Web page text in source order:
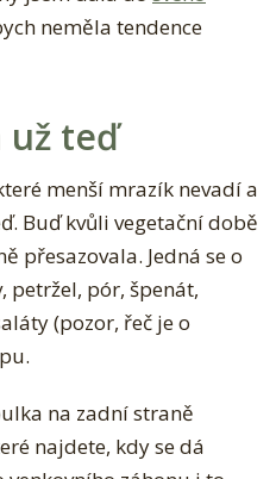
neměla tendence
už teď
menší mrazík nevadí a
Buď kvůli vegetační době
přesazovala. Jedná se o
petržel, pór, špenát,
(pozor, řeč je o
na zadní straně
najdete, kdy se dá